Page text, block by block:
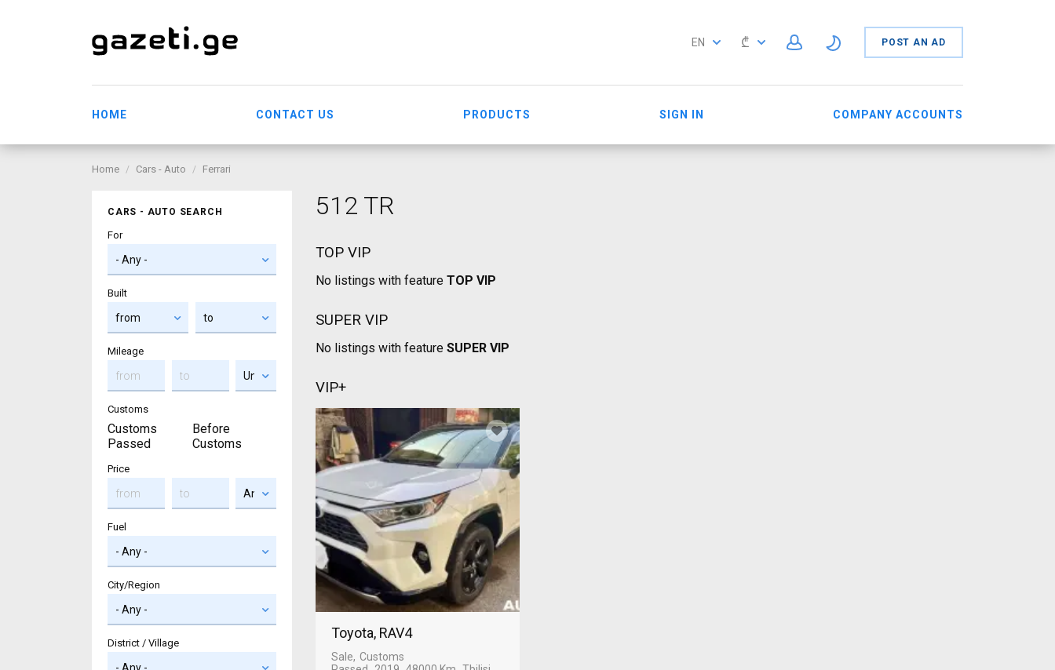
EN ₾ POST AN AD
HOME CONTACT US PRODUCTS SIGN IN COMPANY ACCOUNTS
Home Cars - Auto Ferrari
CARS - AUTO SEARCH
For
Built
Mileage
Customs
Customs
Passed
Before
Customs
Price
Fuel
City/Region
District / Village
512 TR
TOP VIP
No listings with feature TOP VIP
SUPER VIP
No listings with feature SUPER VIP
VIP+
Toyota, RAV4
Sale Customs